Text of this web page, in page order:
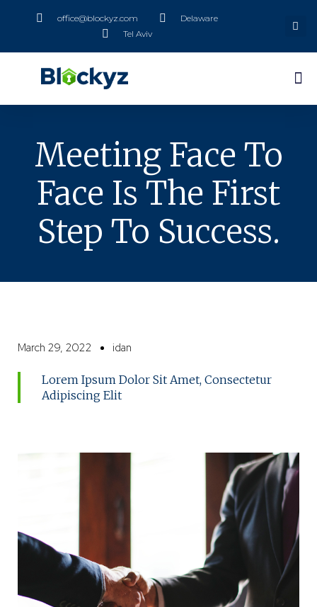
office@blockyz.com
Delaware
Tel Aviv
Meeting Face To
Face Is The First
Step To Success.
March 29, 2022 idan
Lorem Ipsum Dolor Sit Amet, Consectetur
Adipiscing Elit